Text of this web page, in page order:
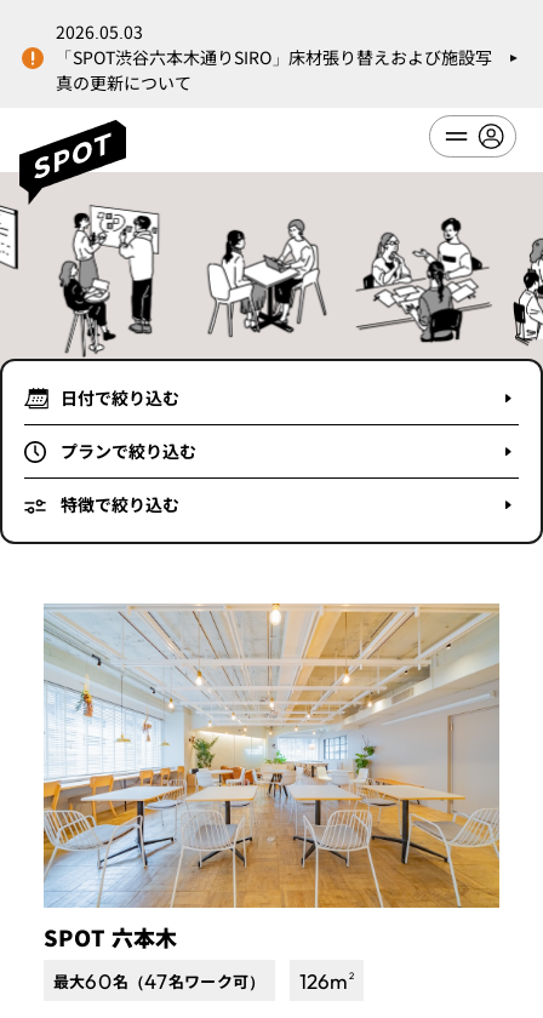
施設写
【事例紹介】株式会社BoostDraftさまの活用事
ました
日付で絞り込む
プランで絞り込む
特徴で絞り込む
SPOT 六本木
最大60名（47名ワーク可） 126m 2